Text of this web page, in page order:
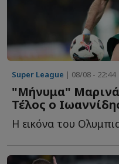
Super League | 08/08 - 22:44
"Μήνυμα"
Τέλος ο